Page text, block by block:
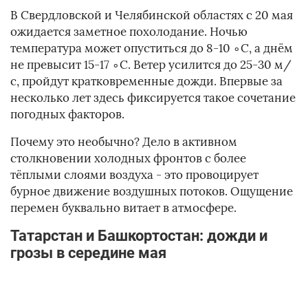
В Свердловской и Челябинской областях с 20 мая
ожидается заметное похолодание. Ночью
температура может опуститься до 8-10 ∘C, а днём
не превысит 15-17 ∘C. Ветер усилится до 25-30 м/
с, пройдут кратковременные дожди. Впервые за
несколько лет здесь фиксируется такое сочетание
погодных факторов.
Почему это необычно? Дело в активном
столкновении холодных фронтов с более
тёплыми слоями воздуха - это провоцирует
бурное движение воздушных потоков. Ощущение
перемен буквально витает в атмосфере.
Татарстан и Башкортостан: дожди и
грозы в середине мая